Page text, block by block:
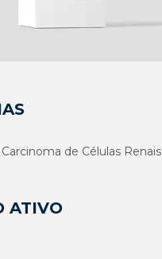
de Células Renais
ATIVO